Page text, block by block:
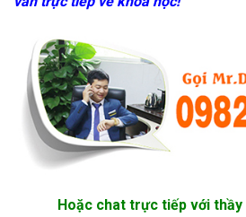
Hoặc chat trực tiếp với thầy